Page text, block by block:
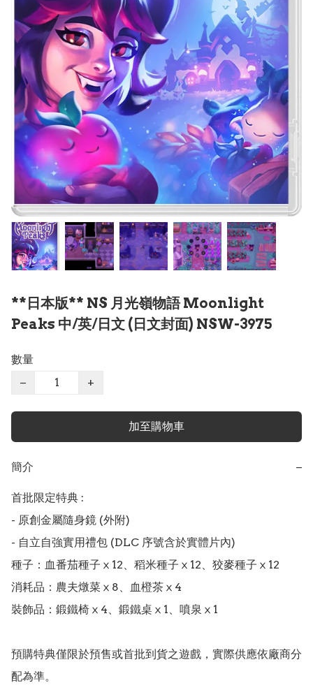
**日本版** NS 月光嶺物語 Moonlight
Peaks 中/英/日文 (日文封面) NSW-3975
數量
−
+
加至購物車
簡介 −
首批限定特典 :
- 原創金屬隨身鏡 (外附)
- 自立自強實用禮包 (DLC 序號含於實體片內)
種子：血番茄種子ⅹ12、稻米種子ⅹ12、狡麥種子ⅹ12
消耗品：農夫燉菜ⅹ8、血橙茶ⅹ4
裝飾品：鍛鐵椅ⅹ4、鍛鐵桌ⅹ1、噴泉ⅹ1
預購特典僅限於預售或首批到貨之遊戲，實際供應依廠商分
配為準。